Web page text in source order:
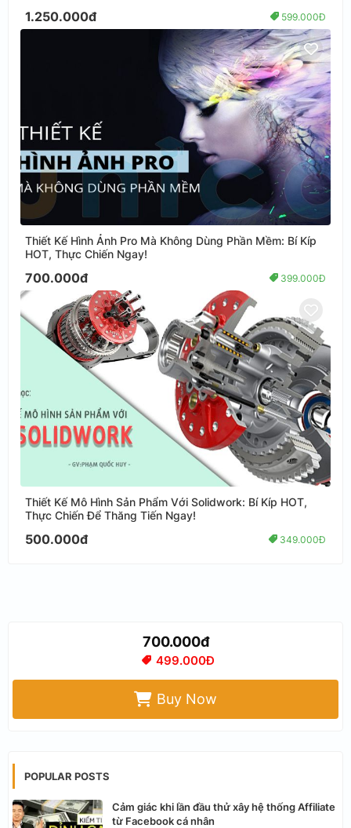
1.250.000đ 599.000Đ
Thiết Kế Hình Ảnh Pro Mà Không Dùng Phần Mềm: Bí Kíp
HOT, Thực Chiến Ngay!
700.000đ 399.000Đ
Thiết Kế Mô Hình Sản Phẩm Với Solidwork: Bí Kíp HOT,
Thực Chiến Để Thăng Tiến Ngay!
500.000đ 349.000Đ
700.000đ
499.000Đ
Buy Now
POPULAR POSTS
Cảm giác khi lần đầu thử xây hệ thống Affiliate
từ Facebook cá nhân